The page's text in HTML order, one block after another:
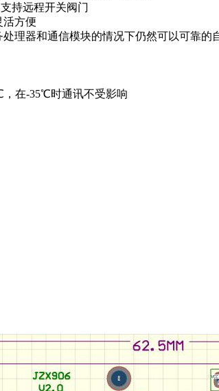
持远程开关阀门
方便
器和通信模块的情况下仍然可以可靠的
在-35℃时通讯不受影响